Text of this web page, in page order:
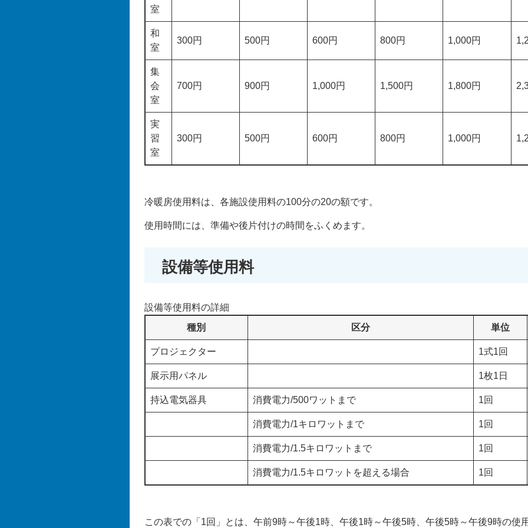
室
和
室
300円 500円 600円 800円 1,000円
集
会
室
700円 900円 1,000円 1,500円 1,800円
実
習
室
300円 500円 600円 800円 1,000円
冷暖房使用料は、各施設使用料の100分の20の額です。
使用時間には、準備や後片付けの時間をふくめます。
設備等使用料
設備等使用料の詳細
種別
区分 単位
プロジェクター 1式1回
展示用パネル 1枚1日
持込電気器具 消費電力/500ワットまで 1回
消費電力/1キロワットまで 1回
消費電力/1.5キロワットまで 1回
消費電力/1.5キロワットを超える場合 1回
この表での「1回」とは、午前9時～午後1時、午後1時～午後5時、午後5時～午後9時の使